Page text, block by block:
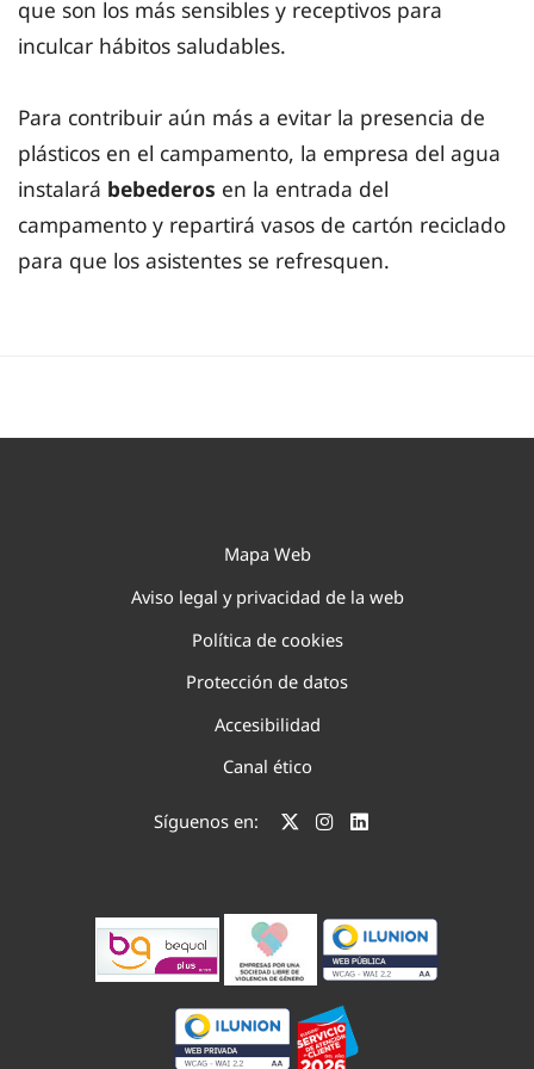
que son los más sensibles y receptivos para
inculcar hábitos saludables.
Para contribuir aún más a evitar la presencia de
plásticos en el campamento, la empresa del agua
instalará bebederos en la entrada del
campamento y repartirá vasos de cartón reciclado
para que los asistentes se refresquen.
Mapa Web
Aviso legal y privacidad de la web
Política de cookies
Protección de datos
Accesibilidad
Canal ético
Síguenos en: